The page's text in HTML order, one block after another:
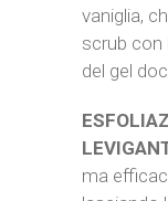
vaniglia,
scrub con
del gel
ma